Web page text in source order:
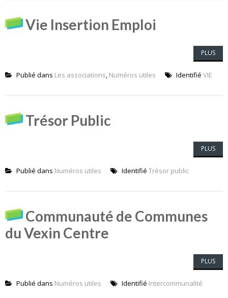
Vie Insertion Emploi
PLUS
Publié dans Les associations, Numéros utiles Identifié VIE
Trésor Public
PLUS
Publié dans Numéros utiles Identifié Trésor public
Communauté de Communes
du Vexin Centre
PLUS
Publié dans Numéros utiles Identifié Intercommunalité